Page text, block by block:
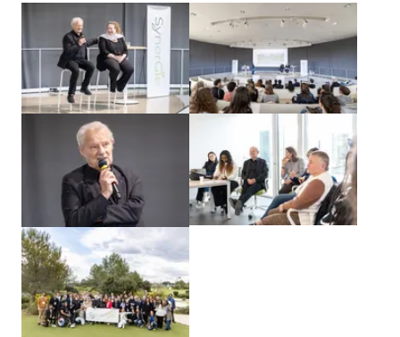
Agrandir Agrandir
Agrandir
Agrandir